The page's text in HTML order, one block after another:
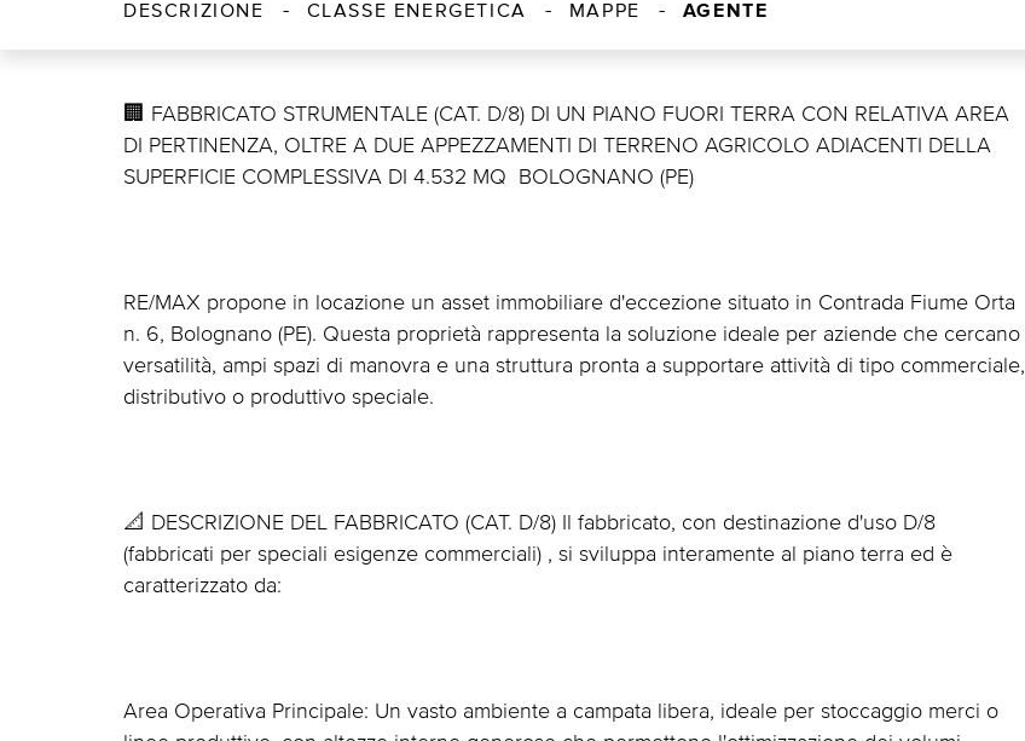
DESCRIZIONE CLASSE ENERGETICA MAPPE AGENTE
🏢 FABBRICATO STRUMENTALE (CAT. D/8) DI UN PIANO FUORI TERRA CON RELATIVA AREA
DI PERTINENZA, OLTRE A DUE APPEZZAMENTI DI TERRENO AGRICOLO ADIACENTI DELLA
SUPERFICIE COMPLESSIVA DI 4.532 MQ  BOLOGNANO (PE)
RE/MAX propone in locazione un asset immobiliare d'eccezione situato in Contrada Fiume Orta
n. 6, Bolognano (PE). Questa proprietà rappresenta la soluzione ideale per aziende che cercano
versatilità, ampi spazi di manovra e una struttura pronta a supportare attività di tipo commerciale,
distributivo o produttivo speciale.
📐 DESCRIZIONE DEL FABBRICATO (CAT. D/8) Il fabbricato, con destinazione d'uso D/8
(fabbricati per speciali esigenze commerciali) , si sviluppa interamente al piano terra ed è
caratterizzato da:
Area Operativa Principale: Un vasto ambiente a campata libera, ideale per stoccaggio merci o